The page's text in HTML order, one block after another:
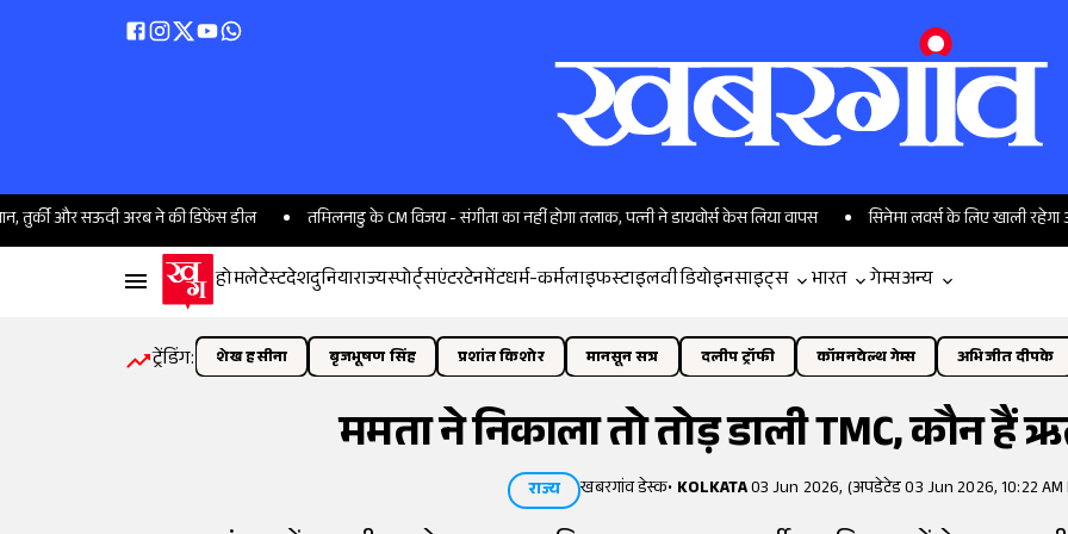
सऊदी अरब ने की डिफेंस डील तमिलनाडु के CM विजय - संगीता का नहीं होगा तलाक, पत्नी ने डायवोर्स केस लिया वापस सिनेमा लवर्स के लिए खाली रहेगा अगस्त का
होमलेटेस्टदेशदुनियाराज्यस्पोर्ट्सएंटरटेनमेंटधर्म-कर्मलाइफस्टाइलवीडियोइनसाइट्स भारत गेम्सअन्य
ट्रेंडिंग: शेख हसीना बृजभूषण सिंह प्रशांत किशोर मानसून सत्र दलीप ट्रॉफी कॉमनवेल्थ गेम्स अभिजीत दीपके
ममता ने निकाला तो तोड़ डाली TMC, कौन हैं
राज्य खबरगांव डेस्क• KOLKATA03 Jun 2026, (अपडेटेड 03 Jun 2026, 10:22 AM